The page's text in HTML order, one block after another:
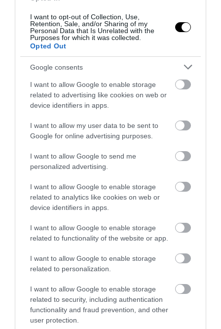
I want to opt-out of Collection, Use,
Retention, Sale, and/or Sharing of my
Personal Data that Is Unrelated with the
Purposes for which it was collected.
Opted Out
Google consents
I want to allow Google to enable storage
related to advertising like cookies on web or
device identifiers in apps.
I want to allow my user data to be sent to
Google for online advertising purposes.
I want to allow Google to send me
personalized advertising.
I want to allow Google to enable storage
related to analytics like cookies on web or
device identifiers in apps.
I want to allow Google to enable storage
related to functionality of the website or app.
I want to allow Google to enable storage
related to personalization.
I want to allow Google to enable storage
related to security, including authentication
functionality and fraud prevention, and other
user protection.